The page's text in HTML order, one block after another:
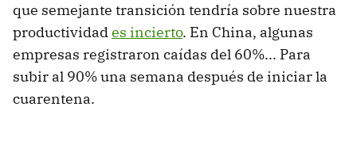
que semejante transición tendría sobre nuestra
productividades incierto. En China, algunas
empresas registraron caídas del 60%... Para
subir al 90% una semana después de iniciar la
cuarentena.